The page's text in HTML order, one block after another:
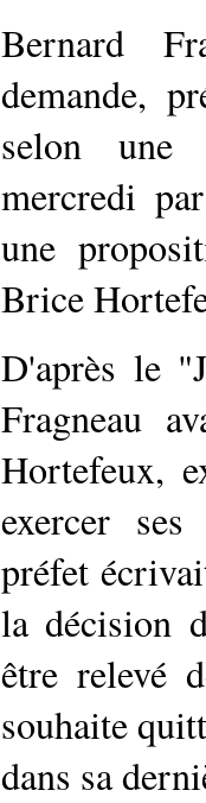
Bernard
demande,
selon une
mercredi
une
Brice
D'après le
Fragneau
Hortefeux,
exercer
préfet
la décision
être relevé
souhaite
dans sa